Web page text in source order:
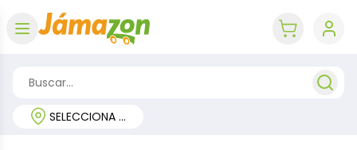
SELECCIONA TU REGIÓN